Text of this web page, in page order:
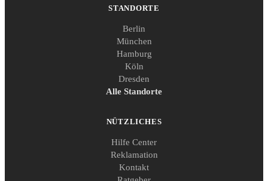
STANDORTE
Berlin
München
Hamburg
Köln
Dresden
Alle Standorte
NÜTZLICHES
Hilfe Center
Reklamation
Kontakt